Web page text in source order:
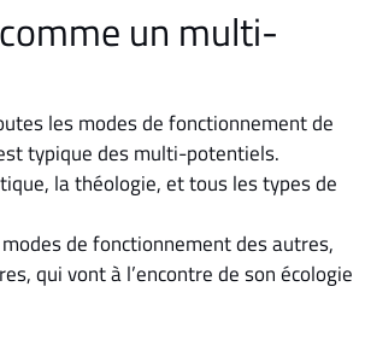
un multi-
les modes de fonctionnement de
typique des multi-potentiels.
la théologie, et tous les types de
de fonctionnement des autres,
qui vont à l’encontre de son écologie